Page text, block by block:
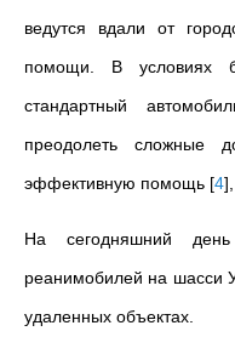
ведутся вдали от
помощи. В условиях
стандартный
преодолеть сложные
эффективную помощь [4]
На сегодняшний
реанимобилей на шасси
удаленных объектах.